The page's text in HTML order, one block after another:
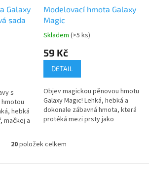
Galaxy
sada
s
hebká
mačkej a
Více
Modelovací hmota Galaxy
Magic
Průměrné
produktu
5
hvězdiček.
Skladem (>5 ks)
59 Kč
DETAIL
Objev magickou pěnovou hmotu
Galaxy Magic! Lehká, hebká a
dokonale zábavná hmota, která
protéká mezi prsty jako
nevysychá a je bezpečná pro
PRODUKTŮ
O
l
20položek celkem